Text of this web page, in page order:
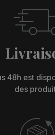
48h est
des